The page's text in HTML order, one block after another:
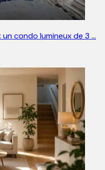
condo lumineux de 3 …